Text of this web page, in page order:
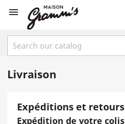

Livraison
Expéditions et retours
Expédition de votre colis